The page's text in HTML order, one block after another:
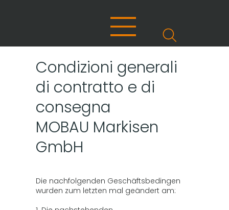
Condizioni generali
di contratto e di
consegna
MOBAU Markisen
GmbH
Die nachfolgenden Geschäftsbedingen
wurden zum letzten mal geändert am: